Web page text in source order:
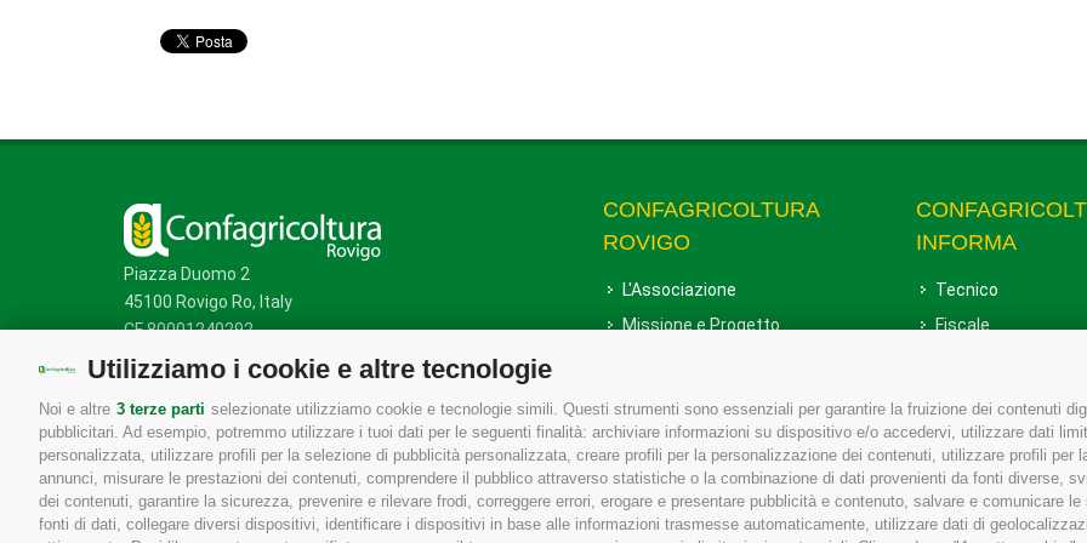
Utilizziamo i cookie e altre tecnologie
Noi e altre 3 terze parti selezionate utilizziamo cookie e tecnologie simili. Questi strumenti sono essenziali per garantire la fruizione dei contenuti
pubblicitari. Ad esempio, potremmo utilizzare i tuoi dati per le seguenti finalità: archiviare informazioni su dispositivo e/o accedervi, utilizzare dati
personalizzata, utilizzare profili per la selezione di pubblicità personalizzata, creare profili per la personalizzazione dei contenuti, utilizzare profili
annunci, misurare le prestazioni dei contenuti, comprendere il pubblico attraverso statistiche o la combinazione di dati provenienti da fonti diverse,
dei contenuti, garantire la sicurezza, prevenire e rilevare frodi, correggere errori, erogare e presentare pubblicità e contenuto, salvare e comunicare
fonti di dati, collegare diversi dispositivi, identificare i dispositivi in base alle informazioni trasmesse automaticamente, utilizzare dati di
Piazza Duomo 2
45100 Rovigo Ro, Italy
CF 80001240292
Mappa del sito/Privacy Policy /Cookie Policy
CONFAGRICOLTURA
ROVIGO
L'Associazione
Missione e Progetto
Uffici della Sede provinciale
Le Sedi di Zona
Agricoltori S.r.l.
Whistleblowing Confagricoltura
INFORMA
Tecnico
Fiscale
Associazione